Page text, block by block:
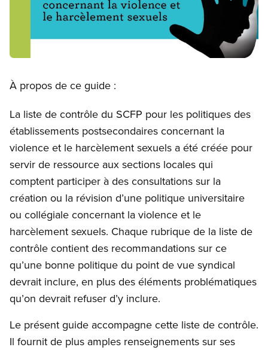
À propos de ce guide :
La liste de contrôle du SCFP pour les politiques des
établissements postsecondaires concernant la
violence et le harcèlement sexuels a été créée pour
servir de ressource aux sections locales qui
comptent participer à des consultations sur la
création ou la révision d’une politique universitaire
ou collégiale concernant la violence et le
harcèlement sexuels. Chaque rubrique de la liste de
contrôle contient des recommandations sur ce
qu’une bonne politique du point de vue syndical
devrait inclure, en plus des éléments problématiques
qu’on devrait refuser d’y inclure.
Le présent guide accompagne cette liste de contrôle.
Il fournit de plus amples renseignements sur ses